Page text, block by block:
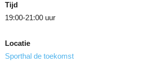
Tijd
19:00-21:00 uur
Locatie
Sporthal de toekomst